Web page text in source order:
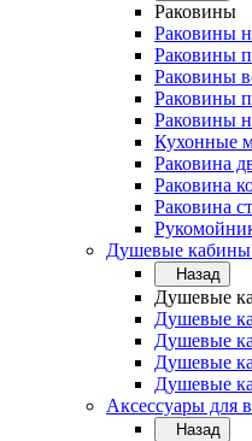
Раковины
Раковины
Раковины
Раковины
Раковины
Раковины
Кухонные
Раковина
Раковина
Раковина
Душевые кабины
Назад
Душевые
Душевые
Душевые
Душевые
Душевые
Аксессуары для
Назад